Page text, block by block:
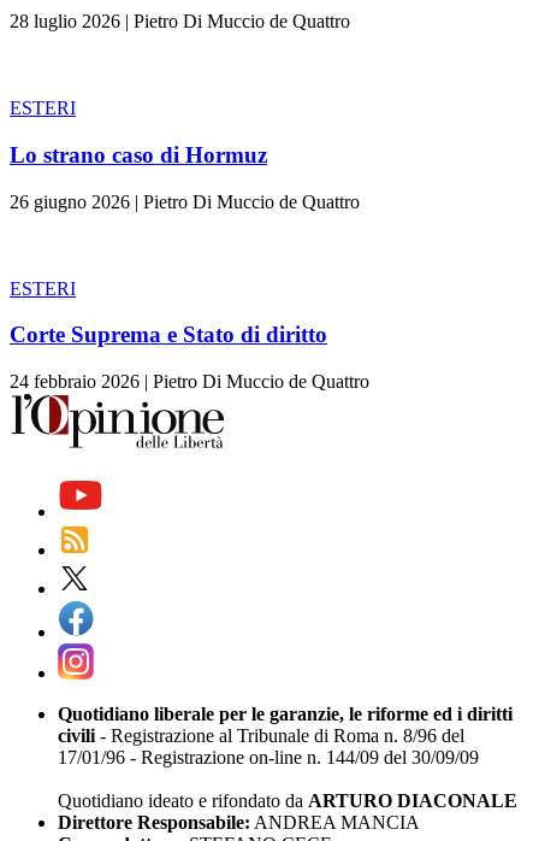
28 luglio 2026 | Pietro Di Muccio de Quattro
ESTERI
Lo strano caso di Hormuz
26 giugno 2026 | Pietro Di Muccio de Quattro
ESTERI
Corte Suprema e Stato di diritto
24 febbraio 2026 | Pietro Di Muccio de Quattro
Quotidiano liberale per le garanzie, le riforme ed i diritti
civili - Registrazione al Tribunale di Roma n. 8/96 del
17/01/96 - Registrazione on-line n. 144/09 del 30/09/09
Quotidiano ideato e rifondato da ARTURO DIACONALE
Direttore Responsabile: ANDREA MANCIA